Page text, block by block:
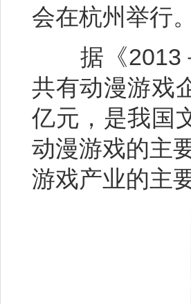
会在杭州举行。
据《2013－
共有动漫游戏
亿元，是我国
动漫游戏的主
游戏产业的主